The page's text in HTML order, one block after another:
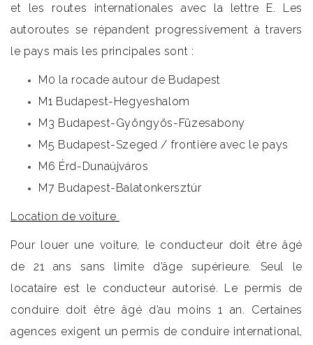
et les routes internationales avec la lettre E. Les
autoroutes se répandent progressivement à travers
le pays mais les principales sont :
M0 la rocade autour de Budapest
M1 Budapest-Hegyeshalom
M3 Budapest-Gyöngyös-Füzesabony
M5 Budapest-Szeged / frontière avec le pays
M6 Érd-Dunaújváros
M7 Budapest-Balatonkersztúr
Location de voiture
Pour louer une voiture, le conducteur doit être âgé
de 21 ans sans limite d’âge supérieure. Seul le
locataire est le conducteur autorisé. Le permis de
conduire doit être âgé d’au moins 1 an. Certaines
agences exigent un permis de conduire international,